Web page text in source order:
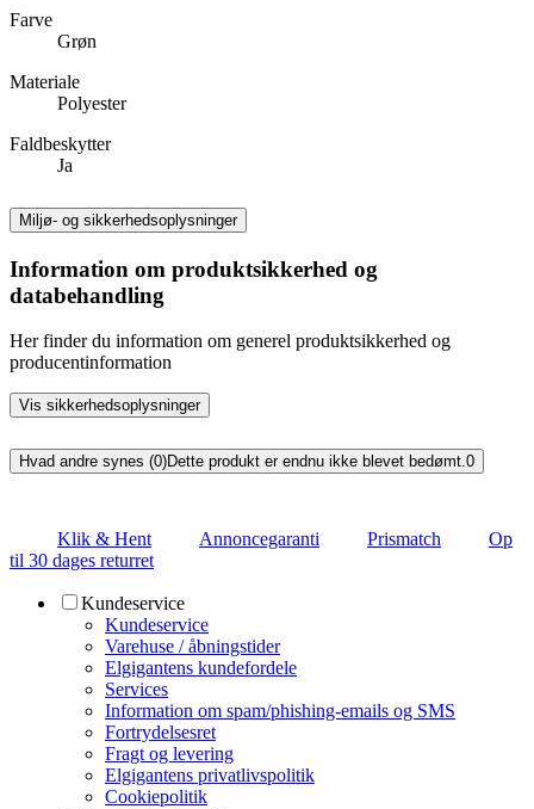
Farve
Grøn
Materiale
Polyester
Faldbeskytter
Ja
Miljø- og sikkerhedsoplysninger
Information om produktsikkerhed og
databehandling
Her finder du information om generel produktsikkerhed og
producentinformation
Vis sikkerhedsoplysninger
Hvad andre synes (0)Dette produkt er endnu ikke blevet bedømt.0
Klik & Hent Annoncegaranti Prismatch
Op
til 30 dages returret
Kundeservice
Kundeservice
Varehuse / åbningstider
Elgigantens kundefordele
Services
Information om spam/phishing-emails og SMS
Fortrydelsesret
Fragt og levering
Elgigantens privatlivspolitik
Cookiepolitik